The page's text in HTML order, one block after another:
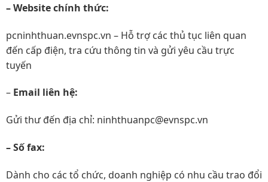
– Website chính thức:
pcninhthuan.evnspc.vn – Hỗ trợ các thủ tục liên quan
đến cấp điện, tra cứu thông tin và gửi yêu cầu trực
tuyến
– Email liên hệ:
Gửi thư đến địa chỉ: ninhthuanpc@evnspc.vn
– Số fax:
Dành cho các tổ chức, doanh nghiệp có nhu cầu trao đổi